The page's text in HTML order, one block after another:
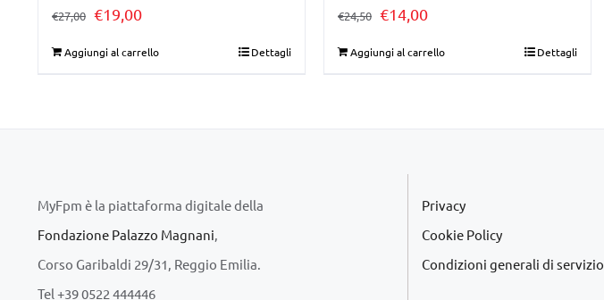
€27,00 Il
€19,00Il
Aggiungi al carrello Dettagli
€24,50 Il
€14,00Il
Aggiungi al carrello Dettagli
MyFpm è la piattaforma digitale della
Fondazione Palazzo Magnani,
Corso Garibaldi 29/31, Reggio Emilia.
Tel +39 0522 444446
Privacy
Cookie Policy
Condizioni generali di servizio